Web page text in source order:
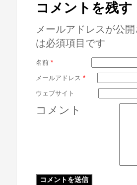
コメントを残す
メールアドレスが公
は必須項目です
名前 *
メールアドレス *
ウェブサイト
コメント